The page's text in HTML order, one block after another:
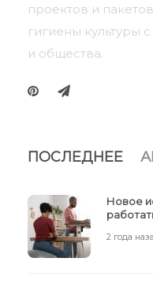
проектов и
гигиены культуры
и общества.
ПОСЛЕДНЕЕ
Новое
2 года